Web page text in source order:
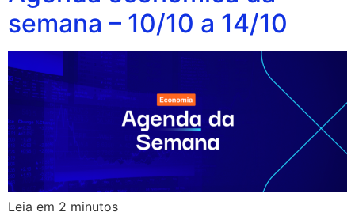
semana – 10/10 a 14/10
Leia em 2 minutos